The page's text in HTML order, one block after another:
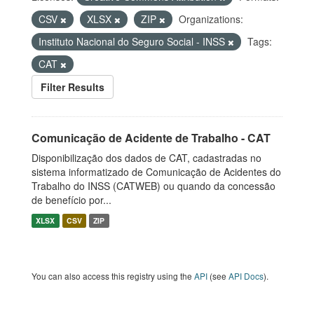
CSV
XLSX ZIP
Organizations:
Instituto Nacional do Seguro Social - INSS
Tags:
CAT
Filter Results
Comunicação de Acidente de Trabalho - CAT
Disponibilização dos dados de CAT, cadastradas no
sistema informatizado de Comunicação de Acidentes do
Trabalho do INSS (CATWEB) ou quando da concessão
de benefício por...
XLSX CSV ZIP
You can also access this registry using the API (see API Docs).